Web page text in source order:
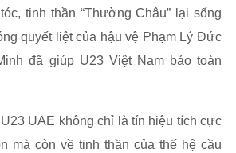
tinh thần “Thường Châu” lại sống
quyết liệt của hậu vệ Phạm Lý Đức
đã giúp U23 Việt Nam bảo toàn
UAE không chỉ là tín hiệu tích cực
mà còn về tinh thần của thế hệ cầu